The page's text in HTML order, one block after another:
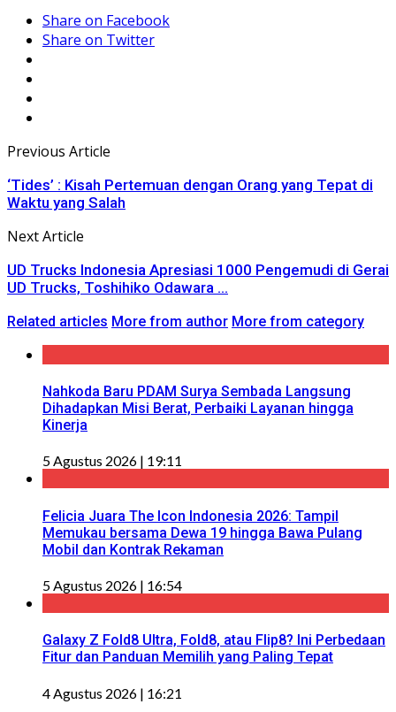
Share on Facebook
Share on Twitter
Previous Article
‘Tides’ : Kisah Pertemuan dengan Orang yang Tepat di
Waktu yang Salah
Next Article
UD Trucks Indonesia Apresiasi 1000 Pengemudi di Gerai
UD Trucks, Toshihiko Odawara ...
Related articles More from author More from category
Nahkoda Baru PDAM Surya Sembada Langsung
Dihadapkan Misi Berat, Perbaiki Layanan hingga
Kinerja
5 Agustus 2026 | 19:11
Felicia Juara The Icon Indonesia 2026: Tampil
Memukau bersama Dewa 19 hingga Bawa Pulang
Mobil dan Kontrak Rekaman
5 Agustus 2026 | 16:54
Galaxy Z Fold8 Ultra, Fold8, atau Flip8? Ini Perbedaan
Fitur dan Panduan Memilih yang Paling Tepat
4 Agustus 2026 | 16:21